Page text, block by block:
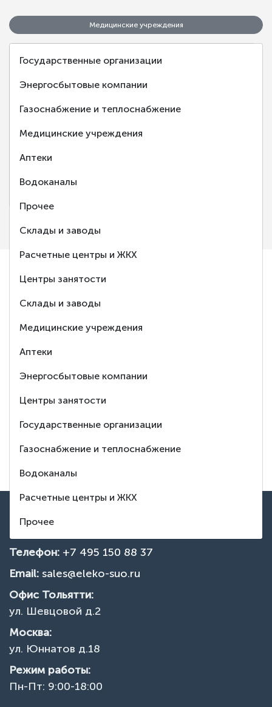
Медицинские учреждения
Государственные организации
Энергосбытовые компании
Газоснабжение и теплоснабжение
Медицинские учреждения
Аптеки
Водоканалы
Прочее
Склады и заводы
Расчетные центры и ЖКХ
Центры занятости
Склады и заводы
Медицинские учреждения
Аптеки
Энергосбытовые компании
Центры занятости
Государственные организации
Газоснабжение и теплоснабжение
Водоканалы
Расчетные центры и ЖКХ
Прочее
Клиническая больница №2 г. Ярославль
‹
на любой Ваш
Тех. поддержка
ВВЕРХ
Контакты
Телефон: +7 495 150 88 37
Email: sales@eleko-suo.ru
Офис Тольятти:
ул. Шевцовой д.2
Москва:
ул. Юннатов д.18
Режим работы:
Пн-Пт: 9:00-18:00